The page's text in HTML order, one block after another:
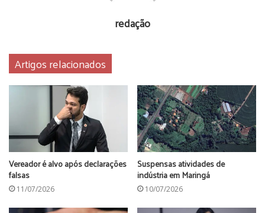
redação
Artigos relacionados
Vereador é alvo após declarações
falsas
11/07/2026
Suspensas atividades de
indústria em Maringá
10/07/2026